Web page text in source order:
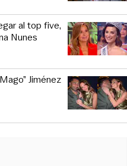
al top five,
Nunes
Jiménez